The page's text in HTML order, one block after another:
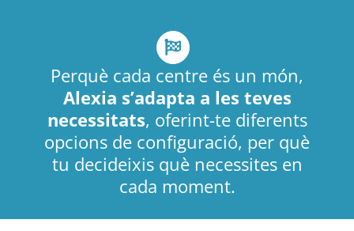
Perquè cada centre és un món,
Alexia s’adapta a les teves
necessitats, oferint-te diferents
opcions de configuració, per què
tu decideixis què necessites en
cada moment.